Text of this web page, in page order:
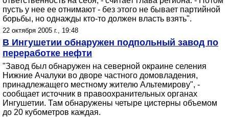
пусть у нее ее отнимают - без этого не бывает партийной
борьбы, но однажды кто-то должен власть взять".
22 октября 2005 г., 19:48
В Ингушетии обнаружен подпольный завод по
переработке нефти
"Завод был обнаружен на северной окраине селения
Нижние Ачалуки во дворе частного домовладения,
принадлежащего местному жителю Альтемирову", -
сообщает источник в правоохранительных органах
Ингушетии. Там обнаружены четыре цистерны объемом
до 20 кубометров каждая.